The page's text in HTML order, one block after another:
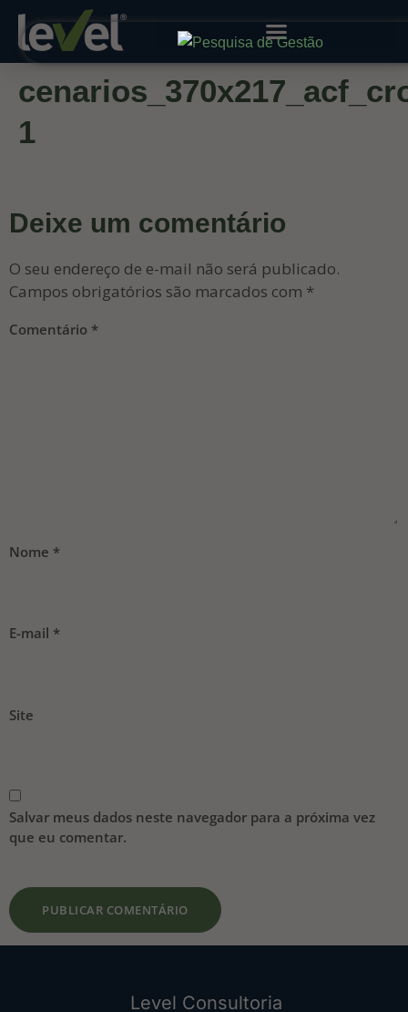
1
Deixe um comentário
O seu endereço de e-mail não será publicado.
Campos obrigatórios são marcados com *
Comentário *
Nome *
E-mail *
Site
Salvar meus dados neste navegador para a próxima vez
que eu comentar.
Level Consultoria